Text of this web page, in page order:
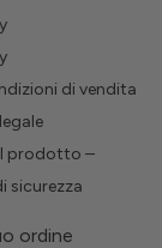
di vendita
prodotto –
sicurezza
ordine